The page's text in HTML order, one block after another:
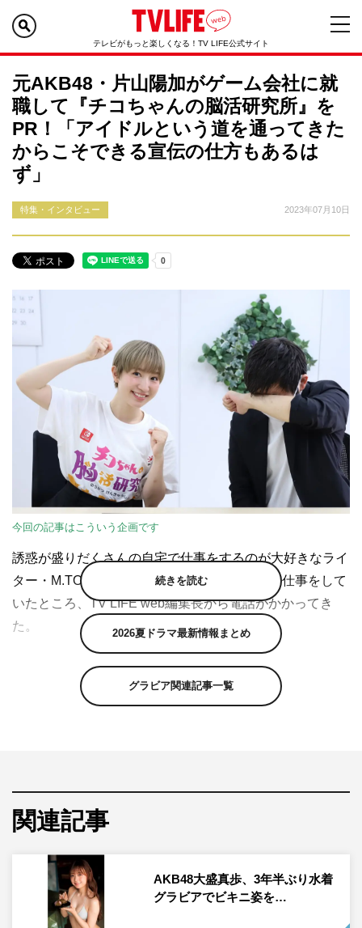
テレビがもっと楽しくなる！TV LIFE公式サイト
元AKB48・片山陽加がゲーム会社に就
職して『チコちゃんの脳活研究所』を
PR！「アイドルという道を通ってきた
からこそできる宣伝の仕方もあるは
ず」
特集・インタビュー 2023年07月10日
今回の記事はこういう企画です
誘惑が盛りだくさんの自宅で仕事をするのが大好きなライ
ター・M.TOKU。彼がゲームをしながら快適に仕事をして
いたところ、TV LIFE web編集長から電話がかかってき
た。
鑑賞のどれかでサボっているM.TOKUさん。明日、編集部
に来てください。
あるんです？
也さんと広報・宣伝担当の片山陽加さんが編集部にいらっ
しゃって、『チコちゃんの脳活研究所』というゲームを紹
介してくださるんです。だから、ゲームばかりやって原稿
続きを読む
2026夏ドラマ最新情報まとめ
グラビア関連記事一覧
関連記事
AKB48大盛真歩、3年半ぶり水着
グラビアでビキニ姿を…